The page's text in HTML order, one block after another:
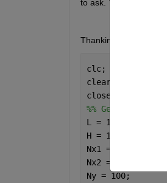
to ask. Your help will
Thanking You in
clc;
clear;
close
%% Geometric